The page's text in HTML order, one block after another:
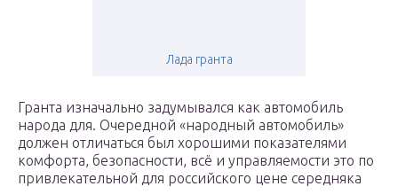
Лада гранта
Гранта изначально задумывался как автомобиль
народа для. Очередной «народный автомобиль»
должен отличаться был хорошими показателями
комфорта, безопасности, всё и управляемости это по
привлекательной для российского цене середняка